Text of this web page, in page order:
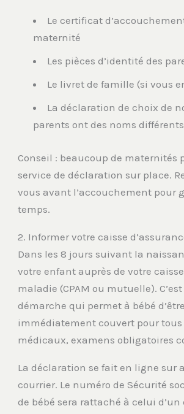
Le certificat
maternité
Les pièces d’identité des
Le livret de famille (si vous
La déclaration de choix de
parents ont des noms
Conseil : beaucoup de maternités
service de déclaration sur place.
vous avant l’accouchement pour
temps.
2. Informer votre caisse
Dans les 8 jours suivant la
votre enfant auprès de votre
maladie (CPAM ou mutuelle).
démarche qui permet à bébé d’être
immédiatement couvert pour tous
médicaux, examens obligatoires
La déclaration se fait en ligne sur
courrier. Le numéro de Sécurité
de bébé sera rattaché à celui d’un